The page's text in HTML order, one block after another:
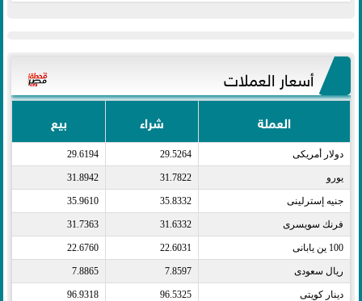
أسعار العملات
العملة شراء بيع
دولار أمريكى​ 29.5264
29.6194
يورو​ 31.7822
31.8942
جنيه إسترلينى​ 35.8332
35.9610
فرنك سويسرى​ 31.6332
31.7363
100 ين يابانى​ 22.6031
22.6760
ريال سعودى​ 7.8597
7.8865
دينار كويتى​ 96.5325
96.9318